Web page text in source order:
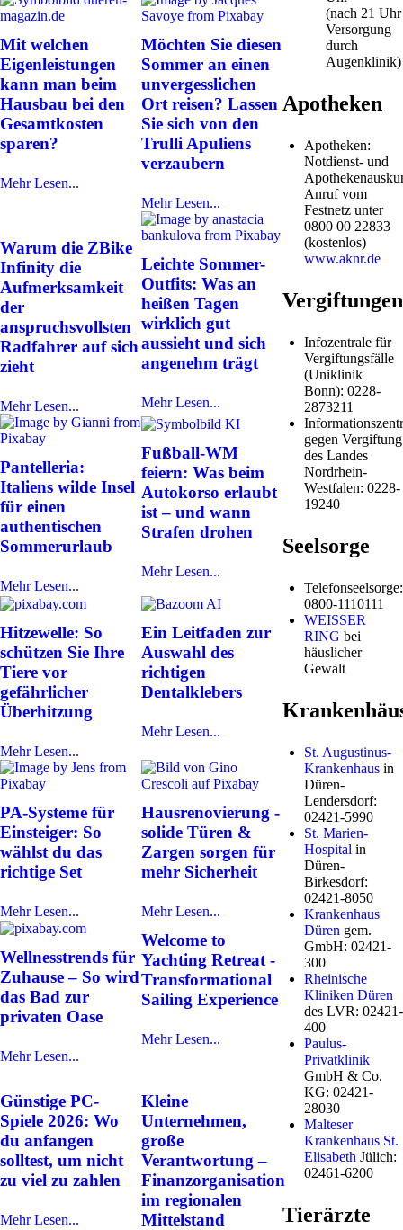
Mit welchen
Eigenleistungen
kann man beim
Hausbau bei den
Gesamtkosten
sparen?
Mehr Lesen...
Möchten Sie diesen
Sommer an einen
unvergesslichen
Ort reisen? Lassen
Sie sich von den
Trulli Apuliens
verzaubern
Mehr Lesen...
Warum die ZBike
Infinity die
Aufmerksamkeit
der
anspruchsvollsten
Radfahrer auf sich
zieht
Mehr Lesen...
Leichte Sommer-
Outfits: Was an
heißen Tagen
wirklich gut
aussieht und sich
angenehm trägt
Mehr Lesen...
Pantelleria:
Italiens wilde Insel
für einen
authentischen
Sommerurlaub
Mehr Lesen...
Fußball-WM
feiern: Was beim
Autokorso erlaubt
ist – und wann
Strafen drohen
Mehr Lesen...
Hitzewelle: So
schützen Sie Ihre
Tiere vor
gefährlicher
Überhitzung
Mehr Lesen...
Ein Leitfaden zur
Auswahl des
richtigen
Dentalklebers
Mehr Lesen...
PA-Systeme für
Einsteiger: So
wählst du das
richtige Set
Mehr Lesen...
Hausrenovierung -
solide Türen &
Zargen sorgen für
mehr Sicherheit
Mehr Lesen...
Wellnesstrends für
Zuhause – So wird
das Bad zur
privaten Oase
Mehr Lesen...
Welcome to
Yachting Retreat -
Transformational
Sailing Experience
Mehr Lesen...
Günstige PC-
Spiele 2026: Wo
du anfangen
solltest, um nicht
zu viel zu zahlen
Mehr Lesen...
Kleine
Unternehmen,
große
Verantwortung –
Finanzorganisation
im regionalen
Mittelstand
(nach 21 Uhr
Versorgung
durch
Augenklinik)
Apotheken
Apotheken:
Notdienst- und
Anruf vom
Festnetz unter
0800 00 22833
(kostenlos)
www.aknr.de
Vergiftungen
Infozentrale für
Vergiftungsfälle
(Uniklinik
Bonn): 0228-
2873211
gegen Vergiftung
des Landes
Nordrhein-
Westfalen: 0228-
19240
Seelsorge
Telefonseelsorge:
0800-1110111
WEISSER
RING bei
häuslicher
Gewalt
St. Augustinus-
Krankenhausin
Düren-
Lendersdorf:
02421-5990
St. Marien-
Hospital in
Düren-
Birkesdorf:
02421-8050
Krankenhaus
Düren gem.
GmbH: 02421-
300
Rheinische
Kliniken Düren
des LVR: 02421-
400
Paulus-
Privatklinik
GmbH & Co.
KG: 02421-
28030
Malteser
Krankenhaus St.
Elisabeth Jülich:
02461-6200
Tierärzte